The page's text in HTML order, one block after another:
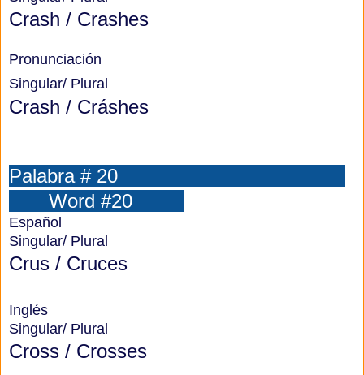
Crash / Crashes
Pronunciación
Singular/ Plural
Crash / Cráshes
Palabra # 20
Word #20
Español
Singular/ Plural
Crus / Cruces
Inglés
Singular/ Plural
Cross / Crosses